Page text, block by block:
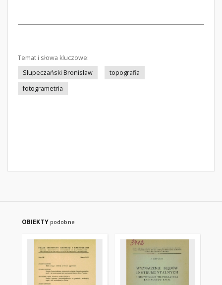
Temat i słowa kluczowe:
Słupeczański Bronisław
topografia
fotogrametria
OBIEKTY podobne